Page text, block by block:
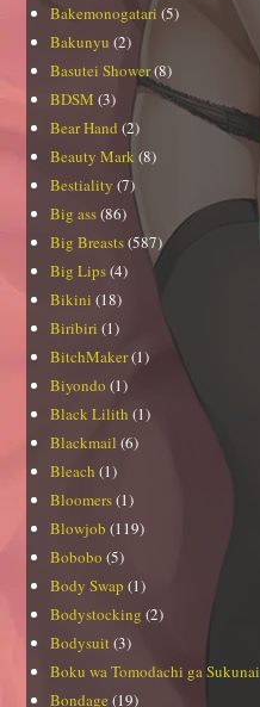
Bakemonogatari (5)
Bakunyu (2)
Basutei Shower(8)
BDSM (3)
Bear Hand (2)
Beauty Mark (8)
Bestiality (7)
Big ass(86)
Big Breasts(587)
Big Lips(4)
Bikini (18)
Biribiri (1)
BitchMaker(1)
Biyondo (1)
Black Lilith (1)
Blackmail (6)
Bleach (1)
Bloomers(1)
Blowjob (119)
Bobobo (5)
Body Swap (1)
Bodystocking (2)
Bodysuit (3)
Boku wa Tomodachi ga Sukunai
Bondage (19)